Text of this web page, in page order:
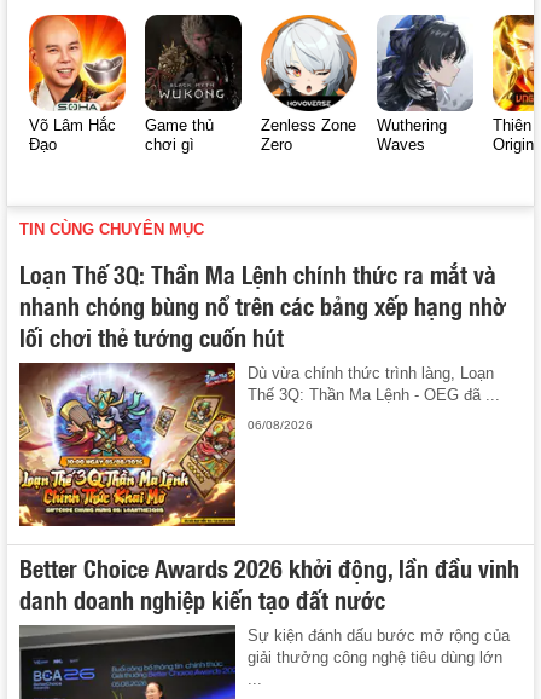
Võ Lâm Hắc
Đạo
Game thủ
chơi gì
Zenless Zone
Zero
Wuthering
Waves
Thiên
Origin
TIN CÙNG CHUYÊN MỤC
Loạn Thế 3Q: Thần Ma Lệnh chính thức ra mắt và
nhanh chóng bùng nổ trên các bảng xếp hạng nhờ
lối chơi thẻ tướng cuốn hút
Dù vừa chính thức trình làng, Loạn
Thế 3Q: Thần Ma Lệnh - OEG đã ...
06/08/2026
Better Choice Awards 2026 khởi động, lần đầu vinh
danh doanh nghiệp kiến tạo đất nước
Sự kiện đánh dấu bước mở rộng của
giải thưởng công nghệ tiêu dùng lớn